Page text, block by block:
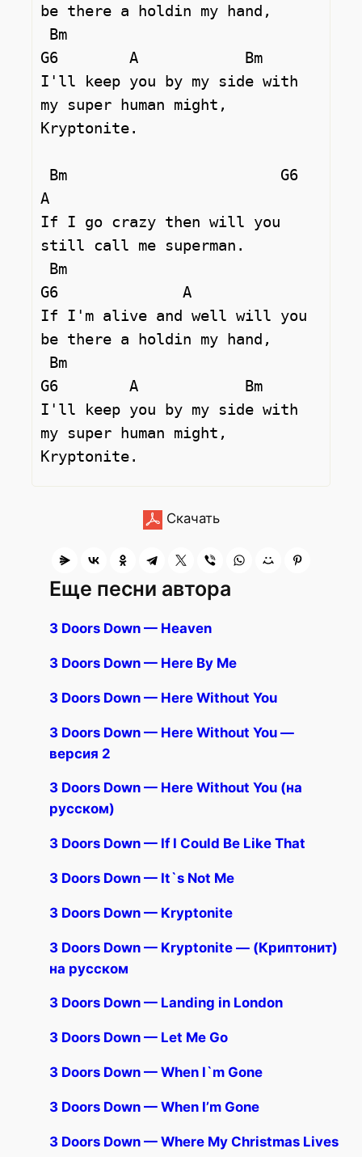
be there a holdin my hand,
G6        A            Bm
I'll keep you by my side with
my super human might,
Kryptonite.
A
If I go crazy then will you
still call me superman.
G6              A
If I'm alive and well will you
be there a holdin my hand,
G6        A            Bm
I'll keep you by my side with
my super human might,
Скачать
Еще песни автора
3 Doors Down — Heaven
3 Doors Down — Here By Me
3 Doors Down — Here Without You
3 Doors Down — Here Without You —
версия 2
3 Doors Down — Here Without You (на
русском)
3 Doors Down — If I Could Be Like That
3 Doors Down — It`s Not Me
3 Doors Down — Kryptonite
3 Doors Down — Kryptonite — (Криптонит)
на русском
3 Doors Down — Landing in London
3 Doors Down — Let Me Go
3 Doors Down — When I`m Gone
3 Doors Down — When I’m Gone
3 Doors Down — Where My Christmas Lives